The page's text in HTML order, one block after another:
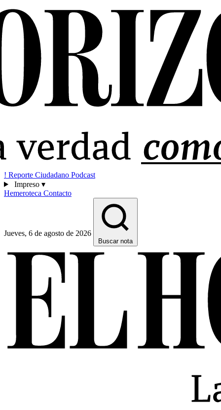
! Reporte Ciudadano Podcast
Impreso ▾
Hemeroteca Contacto
Jueves, 6 de agosto de 2026
Buscar nota